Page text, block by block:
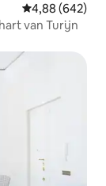
Gemiddelde
4,88 (642)
van Turijn